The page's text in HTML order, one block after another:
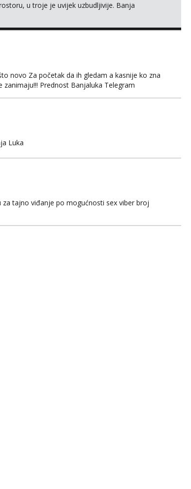
u troje je uvijek uzbudljivije. Banja
novo Za početak da ih gledam a kasnije ko zna
Prednost Banjaluka Telegram
Luka
tajno viđanje po mogućnosti sex viber broj